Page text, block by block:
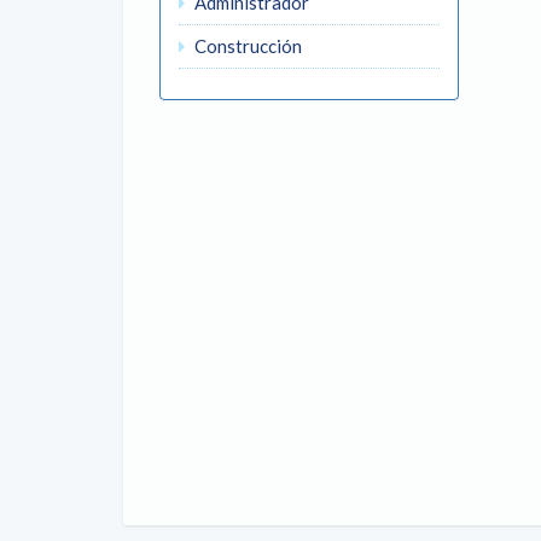
Construcción